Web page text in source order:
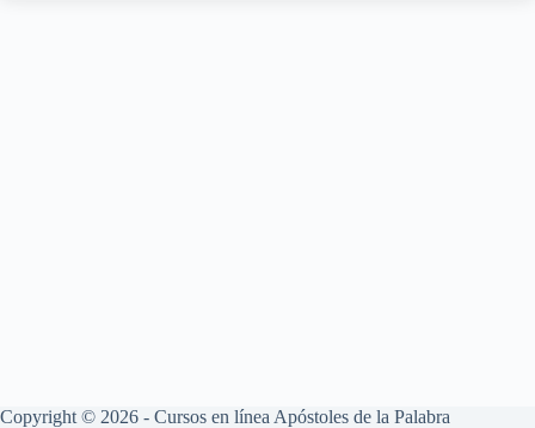
Copyright © 2026 - Cursos en línea Apóstoles de la Palabra